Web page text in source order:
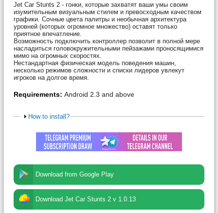
Jet Car Stunts 2 - гонки, которые захватят ваши умы своим
изумительным визуальным стилем и превосходным качеством
графики. Сочные цвета палитры и необычная архитектура
уровней (которых огромное множество) оставят только
приятное впечатление.
Возможность подключить контроллер позволит в полной мере
насладиться головокружительными пейзажами проносящимися
мимо на огромных скоростях.
Нестандартная физическая модель поведения машин,
несколько режимов сложности и списки лидеров увлекут
игроков на долгое время.
Requirements: Android 2.3 and above
How to install?
Download from Google Play
Download Jet Car Stunts 2 v 1.0.13